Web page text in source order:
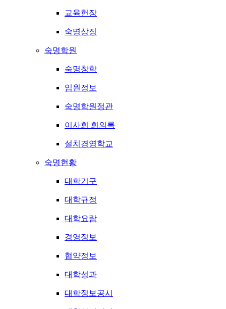
교육헌장
숙명상징
숙명학원
숙명창학
임원정보
숙명학원정관
이사회 회의록
설치경영학교
숙명현황
대학기구
대학규정
대학요람
경영정보
협약정보
대학성과
대학정보공시